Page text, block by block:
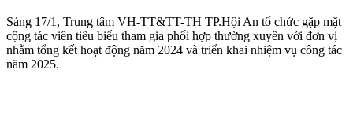
Sáng 17/1, Trung tâm VH-TT&TT-TH TP.Hội An tổ chức gặp mặt
cộng tác viên tiêu biểu tham gia phối hợp thường xuyên với đơn vị
nhằm tổng kết hoạt động năm 2024 và triển khai nhiệm vụ công tác
năm 2025.